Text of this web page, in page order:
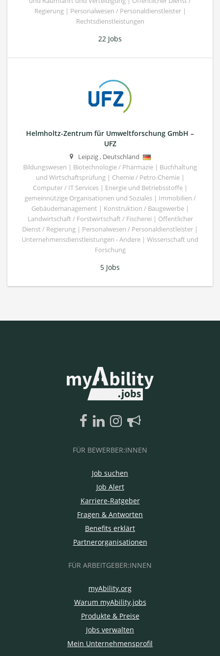
Regierung | Personalwesen / Personaldienstleister |
Rechtsdienstleistungen
22 Jobs
Helmholtz-Zentrum für Umweltforschung GmbH –
UFZ
Leipzig, Deutschland
Bildungswesen | Biotechnologie / Pharmazie | Buchhaltung
und Wirtschaftsprüfung | Chemie / Petro-Chemie |
Computer / IT Services | Energie und Betriebsstoffe |
gemeinnützige Organisationen und Soziales | Immobilien /
Gebäudemanagement | Konstruktion / Baugewerbe |
Landwirtschaft / Forstwirtschaft / Fischerei | Öffentlicher
Dienst / Regierung | Personalwesen / Personaldienstleister |
Unternehmensdienstleistungen - Andere | Wissenschaft und
Forschung
5 Jobs
FÜR BEWERBER:INNEN
Job suchen
Job Alert
Karriere-Ratgeber
Fragen & Antworten
Benefits erklärt
Partnerorganisationen
FÜR ARBEITGEBER:INNEN
myAbility.org
Warum myAbility.jobs
Produkte & Preise
Jobs verwalten
Mein Unternehmensprofil